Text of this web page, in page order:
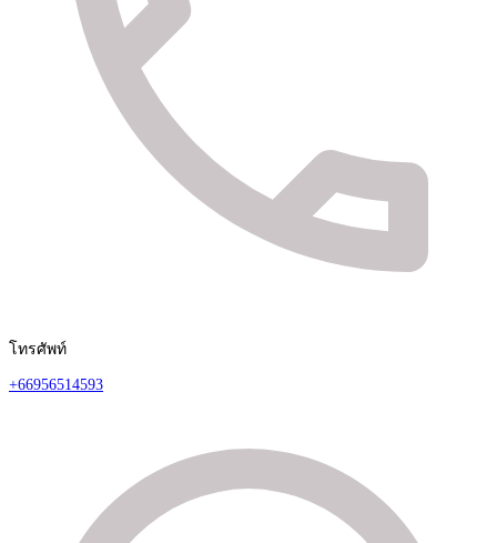
โทรศัพท์
+66956514593